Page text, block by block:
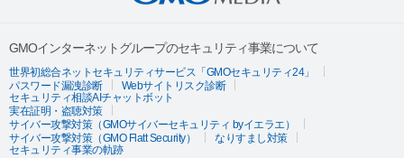
GMOインターネットグループのセキュリティ事業について
世界初総合ネットセキュリティサービス「GMOセキュリティ24」
パスワード漏洩診断
Webサイトリスク診断
セキュリティ相談AIチャットボット
実在証明・盗聴対策
サイバー攻撃対策（GMOサイバーセキュリティ byイエラエ）
サイバー攻撃対策（GMO Flatt Security）
なりすまし対策
セキュリティ事業の軌跡